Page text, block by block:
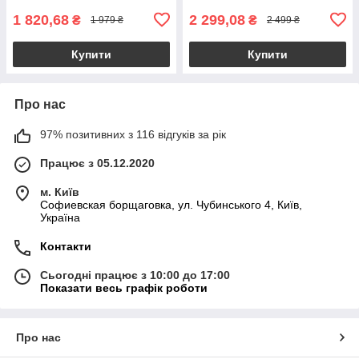
1 820,68 ₴ 1 979 ₴
Купити
2 299,08 ₴ 2 499 ₴
Купити
Про нас
97% позитивних з 116 відгуків за рік
Працює з 05.12.2020
м. Київ
Софиевская борщаговка, ул. Чубинського 4, Київ,
Україна
Контакти
Сьогодні працює з 10:00 до 17:00
Показати весь графік роботи
Про нас